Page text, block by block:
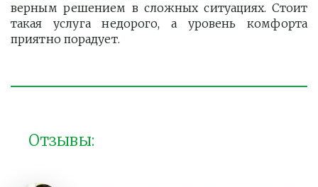
верным решением в сложных ситуациях. Стоит
такая услуга недорого, а уровень комфорта
приятно порадует.
Отзывы: